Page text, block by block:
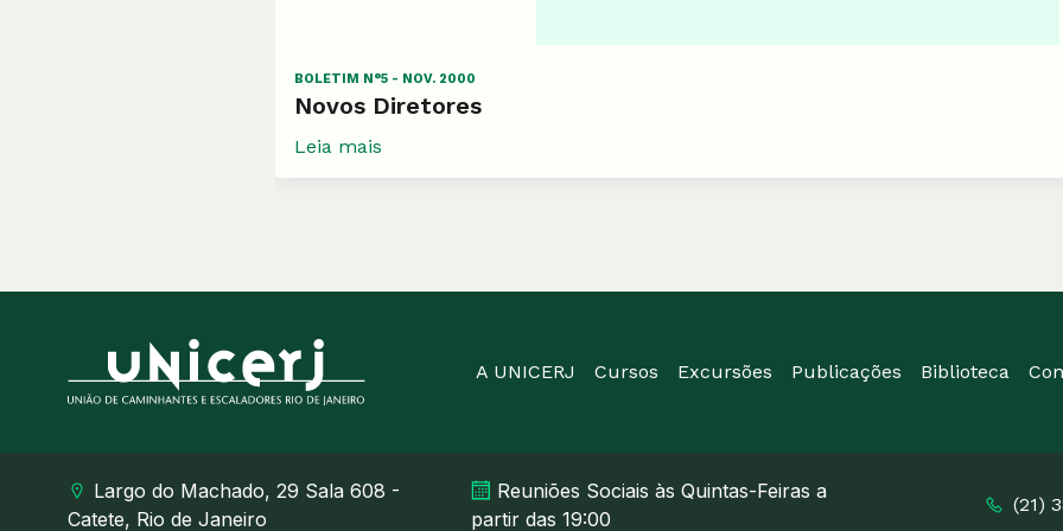
BOLETIM N°5 - NOV. 2000
Novos Diretores
Leia mais
A UNICERJ Cursos Excursões Publicações Biblioteca
Largo do Machado, 29 Sala 608 -
Catete, Rio de Janeiro
Reuniões Sociais às Quintas-Feiras a
partir das 19:00
(21)